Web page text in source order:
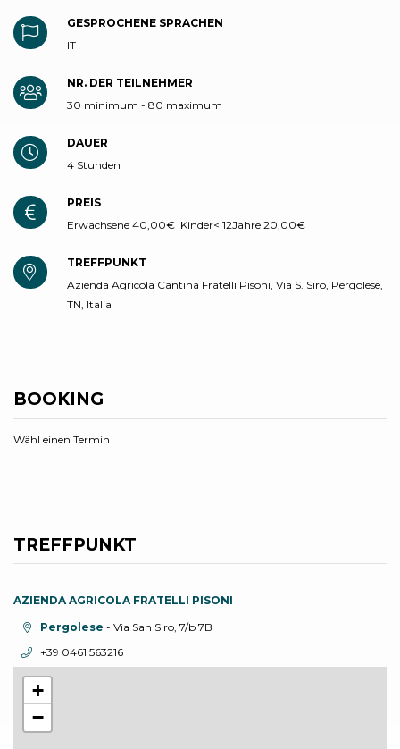
GESPROCHENE SPRACHEN
IT
NR. DER TEILNEHMER
30 minimum - 80 maximum
DAUER
4 Stunden
PREIS
Erwachsene 40,00€ |Kinder< 12Jahre 20,00€
TREFFPUNKT
Azienda Agricola Cantina Fratelli Pisoni, Via S. Siro, Pergolese,
TN, Italia
BOOKING
Wähl einen Termin
TREFFPUNKT
+
−
AZIENDA AGRICOLA FRATELLI PISONI
aria.location:
Pergolese - Via San Siro, 7/b 7B
aria.phone:
+39 0461 563216